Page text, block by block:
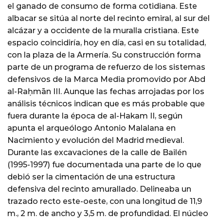
el ganado de consumo de forma cotidiana. Este
albacar se sitúa al norte del recinto emiral, al sur del
alcázar y a occidente de la muralla cristiana. Este
espacio coincidiría, hoy en día, casi en su totalidad,
con la plaza de la Armería. Su construcción forma
parte de un programa de refuerzo de los sistemas
defensivos de la Marca Media promovido por Abd
al-Raḥmān III. Aunque las fechas arrojadas por los
análisis técnicos indican que es más probable que
fuera durante la época de al-Hakam II, según
apunta el arqueólogo Antonio Malalana en
Nacimiento y evolución del Madrid medieval.
Durante las excavaciones de la calle de Bailén
(1995-1997) fue documentada una parte de lo que
debió ser la cimentación de una estructura
defensiva del recinto amurallado. Delineaba un
trazado recto este-oeste, con una longitud de 11,9
m., 2 m. de ancho y 3,5 m. de profundidad. El núcleo